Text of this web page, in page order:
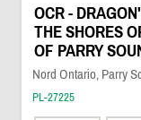
OCR -
THE SHORES
OF PARRY
Nord Ontario, Parry
PL-27225